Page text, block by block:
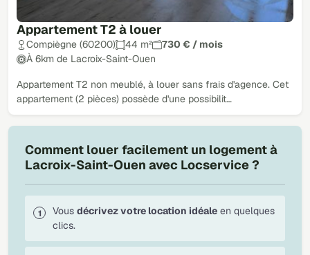
Appartement T2 à louer
Compiègne (60200) 44 m²
730 € / mois
À 6km de Lacroix-Saint-Ouen
Appartement T2 non meublé, à louer sans frais d'agence. Cet
appartement (2 pièces) possède d'une possibilit…
Comment louer facilement un logement à
Lacroix-Saint-Ouen avec Locservice ?
Vous décrivez votre location idéale en quelques
clics.